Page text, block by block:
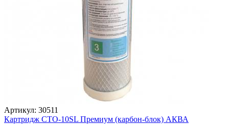
Артикул: 30511
Картридж СТО-10SL Премиум (карбон-блок) АКВА